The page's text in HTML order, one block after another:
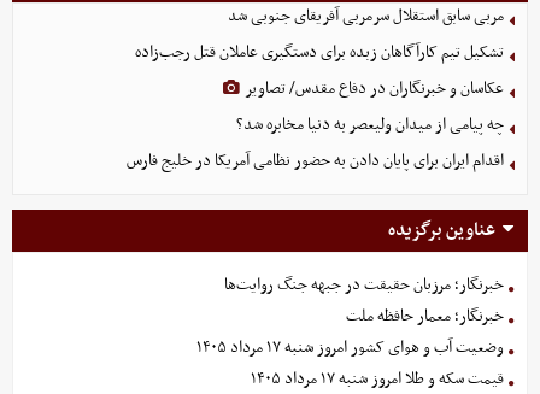
مربی سابق استقلال سرمربی آفریقای جنوبی شد
تشکیل تیم کارآگاهان زبده برای دستگیری عاملان قتل رجب‌زاده
عکاسان و خبرنگاران در دفاع مقدس/ تصاویر
چه پیامی از میدان ولیعصر به دنیا مخابره شد؟
اقدام ایران برای پایان دادن به حضور نظامی آمریکا در خلیج فارس
عناوین برگزیده
خبرنگار؛ مرزبان حقیقت در جبهه جنگ روایت‌ها
خبرنگار؛ معمار حافظه ملت
وضعیت آب و هوای کشور امروز شنبه ۱۷ مرداد ۱۴۰۵
قیمت سکه و طلا امروز شنبه ۱۷ مرداد ۱۴۰۵